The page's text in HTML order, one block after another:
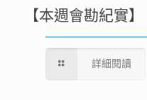
【本週會勘紀實】
詳細閱讀